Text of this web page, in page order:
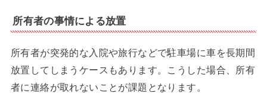
所有者の事情による放置
所有者が突発的な入院や旅行などで駐車場に車を長期間
放置してしまうケースもあります。こうした場合、所有
者に連絡が取れないことが課題となります。